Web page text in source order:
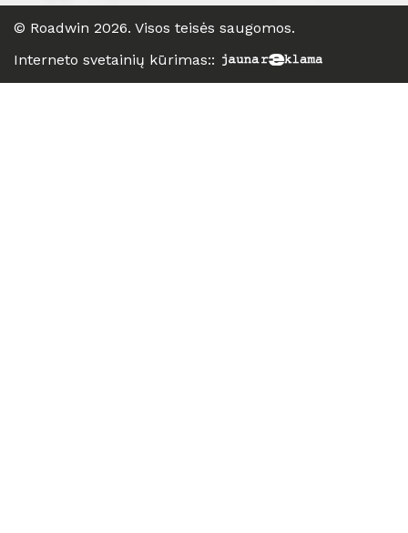
© Roadwin 2026. Visos teisės saugomos.
Interneto svetainių kūrimas::